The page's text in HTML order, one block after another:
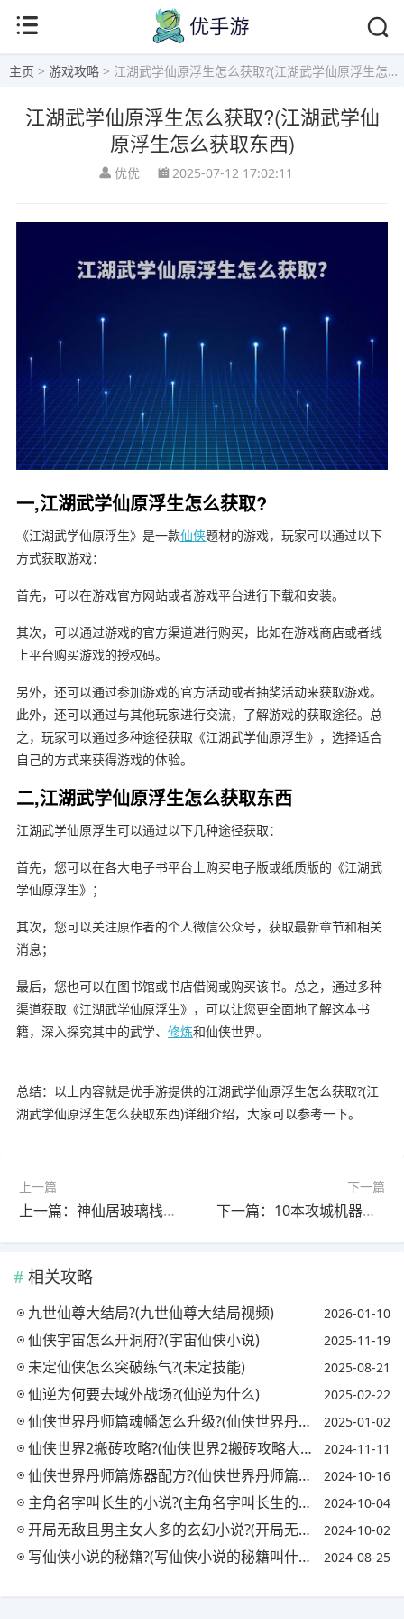
主页 > 游戏攻略 > 江湖武学仙原浮生怎么获取?(江湖武学仙原浮生怎么获取东西)
江湖武学仙原浮生怎么获取?(江湖武学仙
原浮生怎么获取东西)
优优 2025-07-12 17:02:11
一,江湖武学仙原浮生怎么获取?
《江湖武学仙原浮生》是一款仙侠题材的游戏，玩家可以通过以下
方式获取游戏：
首先，可以在游戏官方网站或者游戏平台进行下载和安装。
其次，可以通过游戏的官方渠道进行购买，比如在游戏商店或者线
上平台购买游戏的授权码。
另外，还可以通过参加游戏的官方活动或者抽奖活动来获取游戏。
此外，还可以通过与其他玩家进行交流，了解游戏的获取途径。总
之，玩家可以通过多种途径获取《江湖武学仙原浮生》，选择适合
自己的方式来获得游戏的体验。
二,江湖武学仙原浮生怎么获取东西
江湖武学仙原浮生可以通过以下几种途径获取：
首先，您可以在各大电子书平台上购买电子版或纸质版的《江湖武
学仙原浮生》；
其次，您可以关注原作者的个人微信公众号，获取最新章节和相关
消息；
最后，您也可以在图书馆或书店借阅或购买该书。总之，通过多种
渠道获取《江湖武学仙原浮生》，可以让您更全面地了解这本书
籍，深入探究其中的武学、 修炼和仙侠世界。
总结：以上内容就是优手游提供的江湖武学仙原浮生怎么获取?(江
湖武学仙原浮生怎么获取东西)详细介绍，大家可以参考一下。
上一篇
上一篇：神仙居玻璃栈道怎么走?(神仙居玻璃栈道怎么走最方便)
下一篇
下一篇：10本攻城机器怎么用?(12本攻城机器制作费用)
相关攻略
九世仙尊大结局?(九世仙尊大结局视频) 2026-01-10
仙侠宇宙怎么开洞府?(宇宙仙侠小说) 2025-11-19
未定仙侠怎么突破练气?(未定技能) 2025-08-21
仙逆为何要去域外战场?(仙逆为什么) 2025-02-22
仙侠世界丹师篇魂幡怎么升级?(仙侠世界丹师篇魂幡怎么升级的) 2025-01-02
仙侠世界2搬砖攻略?(仙侠世界2搬砖攻略大全) 2024-11-11
仙侠世界丹师篇炼器配方?(仙侠世界丹师篇炼器配方攻略) 2024-10-16
主角名字叫长生的小说?(主角名字叫长生的小说叫什么) 2024-10-04
开局无敌且男主女人多的玄幻小说?(开局无敌且男主女人多的玄幻小说有哪些) 2024-10-02
写仙侠小说的秘籍?(写仙侠小说的秘籍叫什么) 2024-08-25